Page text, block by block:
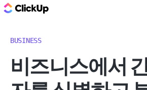
BUSINESS
비즈니스에서